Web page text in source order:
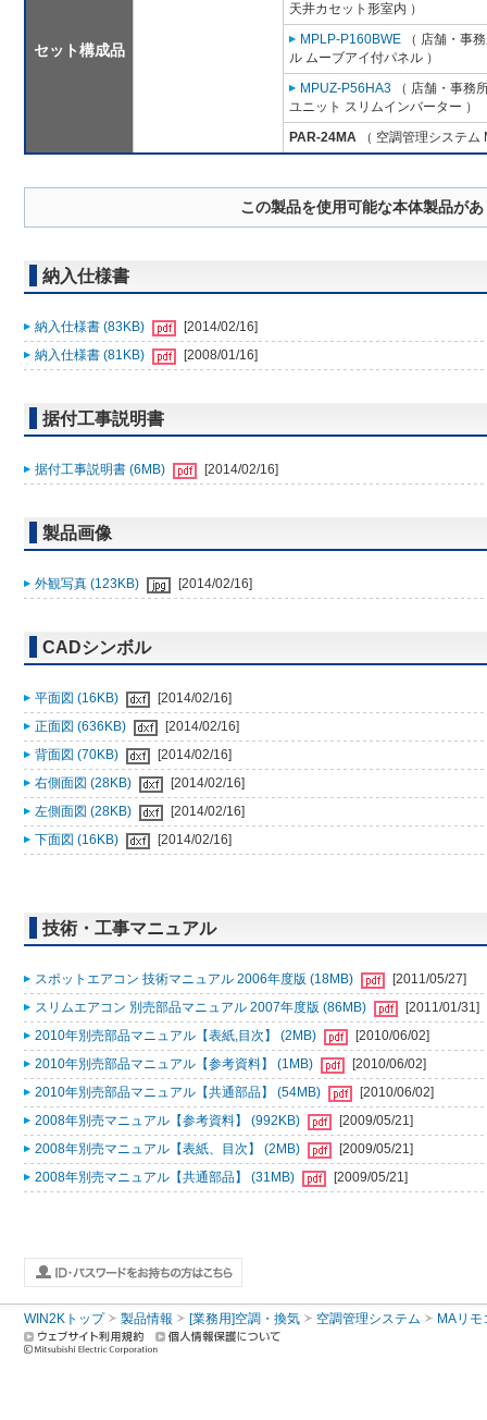
セット構成品
天井カセット形室内 ）
MPLP-P160BWE （ 店舗・事
ル ムーブアイ付パネル ）
MPUZ-P56HA3 （ 店舗・事務
ユニット スリムインバーター ）
PAR-24MA （ 空調管理システム
この製品を使用可能な本体製品が
納入仕様書
納入仕様書 (83KB)
[2014/02/16]
納入仕様書 (81KB)
[2008/01/16]
据付工事説明書
据付工事説明書 (6MB) [2014/02/16]
製品画像
外観写真 (123KB) [2014/02/16]
CADシンボル
平面図 (16KB)
[2014/02/16]
正面図 (636KB)
[2014/02/16]
背面図 (70KB)
[2014/02/16]
右側面図 (28KB)
[2014/02/16]
左側面図 (28KB)
[2014/02/16]
下面図 (16KB)
[2014/02/16]
技術・工事マニュアル
スポットエアコン 技術マニュアル 2006年度版 (18MB)
[2011/05/27]
スリムエアコン 別売部品マニュアル 2007年度版 (86MB)
[2011/01/31]
2010年別売部品マニュアル【表紙,目次】 (2MB)
[2010/06/02]
2010年別売部品マニュアル【参考資料】 (1MB)
[2010/06/02]
2010年別売部品マニュアル【共通部品】 (54MB)
[2010/06/02]
2008年別売マニュアル【参考資料】 (992KB)
[2009/05/21]
2008年別売マニュアル【表紙、目次】 (2MB)
[2009/05/21]
2008年別売マニュアル【共通部品】 (31MB)
[2009/05/21]
WIN2Kトップ 製品情報 [業務用]空調・換気 空調管理システム MAリモ